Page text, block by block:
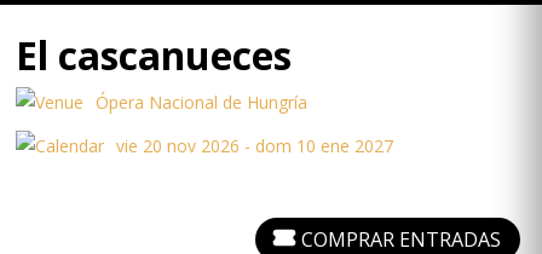
El cascanueces
Ópera Nacional de Hungría
vie 20 nov 2026 - dom 10 ene 2027
COMPRAR ENTRADAS